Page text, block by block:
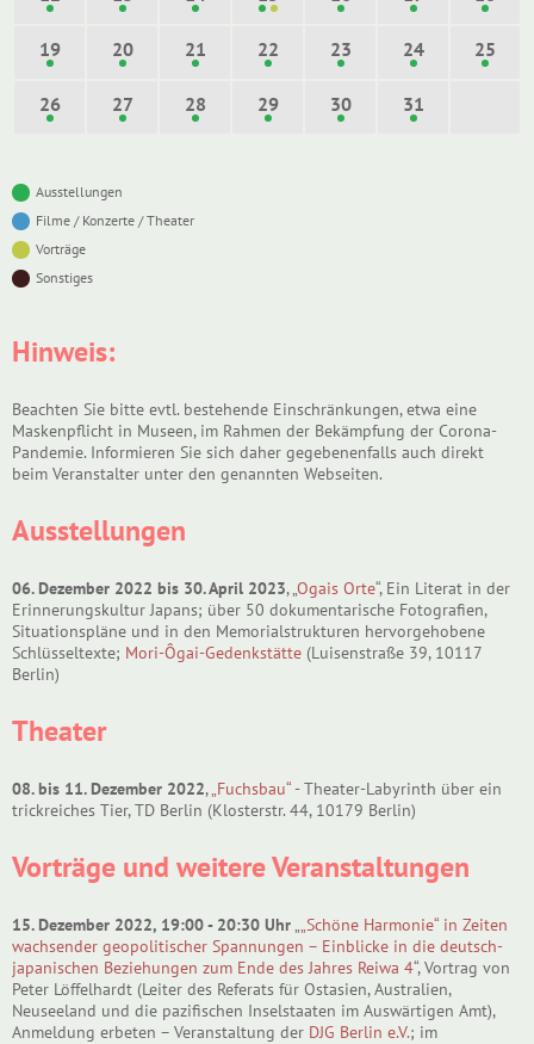
19 20 21 22 23 24 25
26 27 28 29 30 31
Ausstellungen
Filme / Konzerte / Theater
Vorträge
Sonstiges
Hinweis:
Beachten Sie bitte evtl. bestehende Einschränkungen, etwa eine
Maskenpflicht in Museen, im Rahmen der Bekämpfung der Corona-
Pandemie. Informieren Sie sich daher gegebenenfalls auch direkt
beim Veranstalter unter den genannten Webseiten.
Ausstellungen
06. Dezember 2022 bis 30. April 2023, „Ogais Orte“, Ein Literat in der
Erinnerungskultur Japans; über 50 dokumentarische Fotografien,
Situationspläne und in den Memorialstrukturen hervorgehobene
Schlüsseltexte; Mori-Ôgai-Gedenkstätte (Luisenstraße 39, 10117
Berlin)
Theater
08. bis 11. Dezember 2022,„Fuchsbau“- Theater-Labyrinth über ein
trickreiches Tier, TD Berlin (Klosterstr. 44, 10179 Berlin)
Vorträge und weitere Veranstaltungen
15. Dezember 2022, 19:00 - 20:30 Uhr„„Schöne Harmonie“ in Zeiten
wachsender geopolitischer Spannungen – Einblicke in die deutsch-
japanischen Beziehungen zum Ende des Jahres Reiwa 4“, Vortrag von
Peter Löffelhardt (Leiter des Referats für Ostasien, Australien,
Neuseeland und die pazifischen Inselstaaten im Auswärtigen Amt),
Anmeldung erbeten – Veranstaltung der DJG Berlin e.V.; im